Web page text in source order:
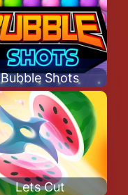
Bubble Shots
Lets Cut